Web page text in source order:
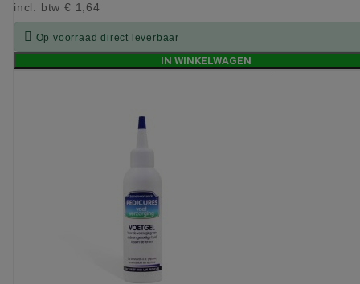
incl. btw € 1,64
 Op voorraad direct leverbaar
IN WINKELWAGEN